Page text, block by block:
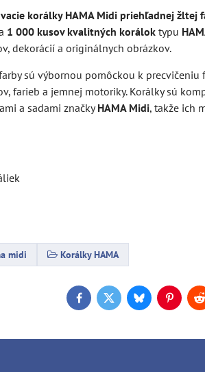
korálky HAMA Midi priehľadnej žltej
1 000 kusov kvalitných korálok typu
dekorácií a originálnych obrázkov.
sú výbornou pomôckou k precvičeniu
farieb a jemnej motoriky. Korálky sú
a sadami značkyHAMA Midi, takže ich
midi Korálky HAMA
FacebookTwitterBluesky